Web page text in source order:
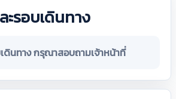
ะรอบเดินทาง
ดินทาง กรุณาสอบถามเจ้าหน้าที่